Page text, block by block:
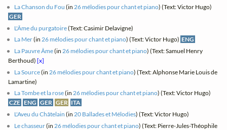
La Chanson du Fou (in 26 mélodies pour chant et piano) (Text: Victor Hugo)
GER
L'Âme du purgatoire(Text: Casimir Delavigne)
La Mer(in26 mélodies pour chant et piano) (Text: Victor Hugo) ENG
La Pauvre Âme(in 26 mélodies pour chant et piano) (Text: Samuel Henry
Berthoud)[x]
La Source(in 26 mélodies pour chant et piano) (Text: Alphonse Marie Louis de
Lamartine)
La Tombe et la rose(in26 mélodies pour chant et piano) (Text: Victor Hugo)
CZE ENG GER GER ITA
L'Aveu du Châtelain (in 20 Ballades et Mélodies) (Text: Victor Hugo)
Le chasseur(in 26 mélodies pour chant et piano) (Text: Pierre-Jules-Théophile